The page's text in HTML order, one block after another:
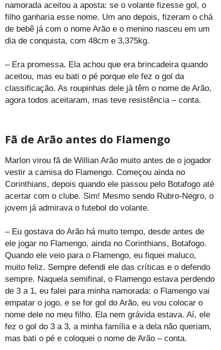
namorada aceitou a aposta: se o volante fizesse gol, o
filho ganharia esse nome. Um ano depois, fizeram o chá
de bebê já com o nome Arão e o menino nasceu em um
dia de conquista, com 48cm e 3,375kg.
– Era promessa. Ela achou que era brincadeira quando
aceitou, mas eu bati o pé porque ele fez o gol da
classificação. As roupinhas dele já têm o nome de Arão,
agora todos aceitaram, mas teve resistência – conta.
Fã de Arão antes do Flamengo
Marlon virou fã de Willian Arão muito antes de o jogador
vestir a camisa do Flamengo. Começou ainda no
Corinthians, depois quando ele passou pelo Botafogo até
acertar com o clube. Sim! Mesmo sendo Rubro-Negro, o
jovem já admirava o futebol do volante.
– Eu gostava do Arão há muito tempo, desde antes de
ele jogar no Flamengo, ainda no Corinthians, Botafogo.
Quando ele veio para o Flamengo, eu fiquei maluco,
muito feliz. Sempre defendi ele das críticas e o defendo
sempre. Naquela semifinal, o Flamengo estava perdendo
de 3 a 1, eu falei para minha namorada: o Flamengo vai
empatar o jogo, e se for gol do Arão, eu vou colocar o
nome dele no meu filho. Ela nem grávida estava. Aí, ele
fez o gol do 3 a 3, a minha família e a dela não queriam,
mas bati o pé e coloquei o nome de Arão – conta.